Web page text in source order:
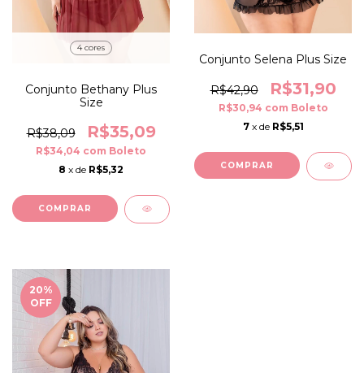
4 cores
Conjunto Bethany Plus
Size
R$38,09 R$35,09
R$34,04 com Boleto
8 x de R$5,32
COMPRAR
Conjunto Selena Plus Size
R$42,90 R$31,90
R$30,94 com Boleto
7 x de R$5,51
COMPRAR
20%
OFF